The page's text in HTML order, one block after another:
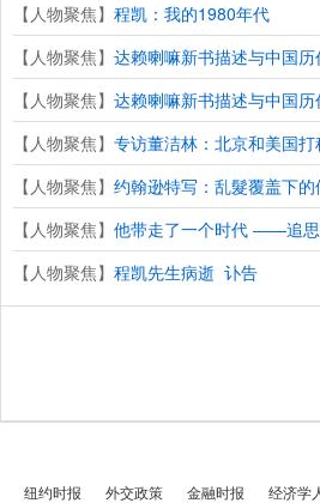
【人物聚焦】 程凯：我的1980年代
【人物聚焦】 达赖喇嘛新书描述与中国
【人物聚焦】 达赖喇嘛新书描述与中国
【人物聚焦】 专访董洁林：北京和美国
【人物聚焦】 约翰逊特写：乱髮覆盖下的
【人物聚焦】 他带走了一个时代 ――追思
【人物聚焦】 程凯先生病逝 讣告
纽约时报 外交政策 金融时报 经济学